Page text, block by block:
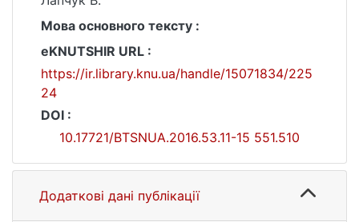
Мова основного тексту :
eKNUTSHIR URL :
https://ir.library.knu.ua/handle/15071834/225
24
DOI :
10.17721/BTSNUA.2016.53.11-15 551.510
Додаткові дані публікації